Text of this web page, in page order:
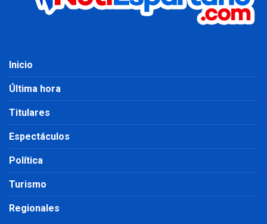
Inicio
Última hora
Titulares
Espectáculos
Política
Turismo
Regionales